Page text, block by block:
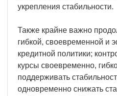
укрепления стабильности.
Также крайне важно
гибкой, своевременной и
кредитной политики;
курсы своевременно,
поддерживать
одновременно снижать